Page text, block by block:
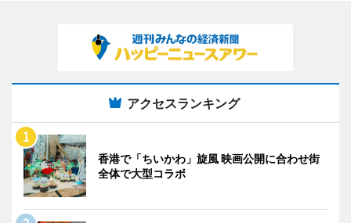
アクセスランキング
香港で「ちいかわ」旋風 映画公開に合わせ街
全体で大型コラボ